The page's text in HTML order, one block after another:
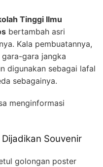
Tinggi Ilmu
bertambah asri
Kala pembuatannya,
gara jangka
digunakan sebagai lafal
sebagainya.
menginformasi
Souvenir
golongan poster